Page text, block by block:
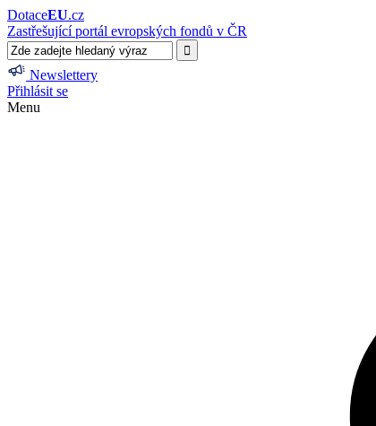
DotaceEU.cz
Zastřešující portál evropských fondů v ČR
Newslettery
Přihlásit se
Menu